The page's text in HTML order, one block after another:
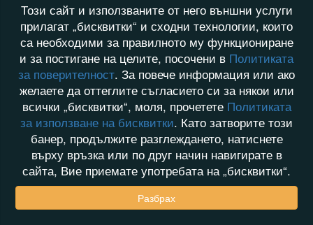
Този сайт и използваните от него външни услуги
прилагат „бисквитки“ и сходни технологии, които
са необходими за правилното му функциониране
и за постигане на целите, посочени в Политиката
за поверителност. За повече информация или ако
желаете да оттеглите съгласието си за някои или
всички „бисквитки“, моля, прочетете Политиката
за използване на бисквитки. Като затворите този
банер, продължите разглеждането, натиснете
върху връзка или по друг начин навигирате в
сайта, Вие приемате употребата на „бисквитки“.
Разбрах